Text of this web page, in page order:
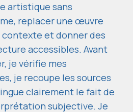
artistique sans
replacer une œuvre
contexte et donner des
accessibles. Avant
je vérifie mes
je recoupe les sources
clairement le fait de
subjective. Je